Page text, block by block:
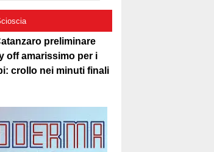
preliminare
off amarissimo per i
crollo nei minuti finali